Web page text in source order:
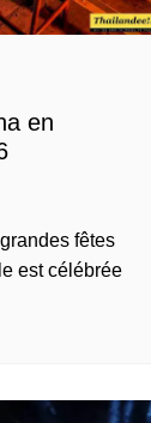
en
fêtes
est célébrée